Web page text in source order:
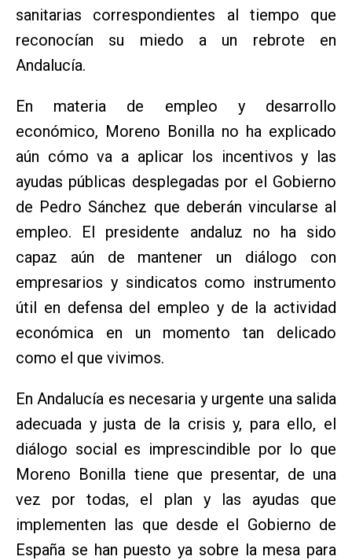
sanitarias correspondientes al tiempo que
reconocían su miedo a un rebrote en
Andalucía.
En materia de empleo y desarrollo
económico, Moreno Bonilla no ha explicado
aún cómo va a aplicar los incentivos y las
ayudas públicas desplegadas por el Gobierno
de Pedro Sánchez que deberán vincularse al
empleo. El presidente andaluz no ha sido
capaz aún de mantener un diálogo con
empresarios y sindicatos como instrumento
útil en defensa del empleo y de la actividad
económica en un momento tan delicado
como el que vivimos.
En Andalucía es necesaria y urgente una salida
adecuada y justa de la crisis y, para ello, el
diálogo social es imprescindible por lo que
Moreno Bonilla tiene que presentar, de una
vez por todas, el plan y las ayudas que
implementen las que desde el Gobierno de
España se han puesto ya sobre la mesa para